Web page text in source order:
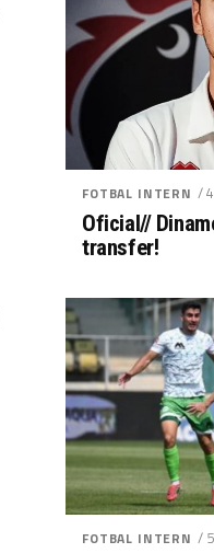
FOTBAL INTERN /
Oficial//
transfer!
FOTBAL INTERN /